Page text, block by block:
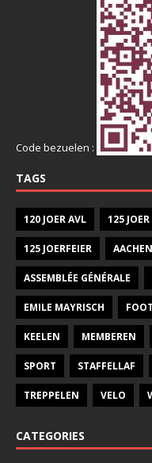
Code bezuelen :
TAGS
120 JOER AVL 125
125 JOERFEIER
ASSEMBLÉE GÉNÉRALE
EMILE MAYRISCH
KEELEN MEMBEREN
SPORT STAFFELLAF
TREPPELEN VELO
CATEGORIES